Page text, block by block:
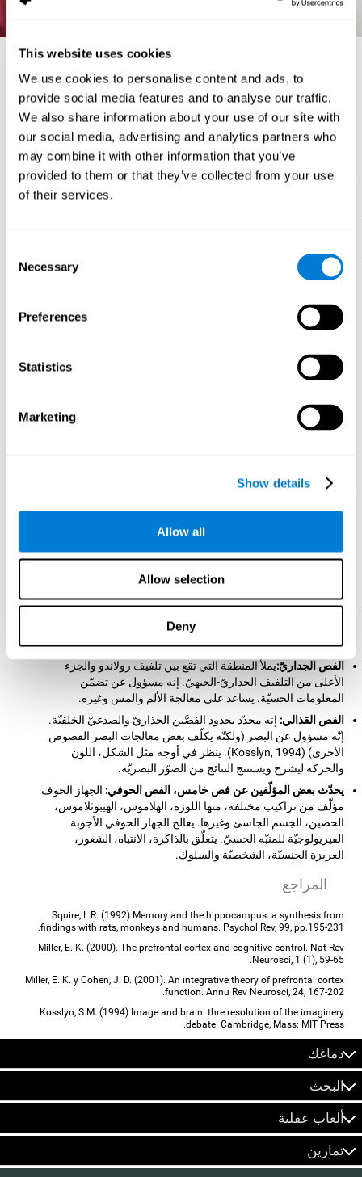
This website uses cookies
We use cookies to personalise content and ads, to
provide social media features and to analyse our traffic.
We also share information about your use of our site with
our social media, advertising and analytics partners who
may combine it with other information that you’ve
provided to them or that they’ve collected from your use
of their services.
Selection
Necessary
Preferences
Statistics
Marketing
Show details
Allow all
Allow selection
Deny
وبدوره، هناك في الدماغ مناطق مختلفة. إنّ أجزاء الدماغ المختلفة ووظائفها
الأساسية هي:
العقد القاعديّة:إنها تراكيب عصبيّة تحت القشرة وعمله ابتداء وتضمّن الحركة.
تتلقّى المعلومات من القشرة الدماغيّة والجذع الدماغي، تعالجها وتنقلها إلى القشرة،
النخاع والجذع لتسمح تنسيق الحركة. إنها مؤلّفة من تراكيب مختلفة:
النواة الذنبية، نواة بشكل C متضمّنة في مراقبة الحركة الإراديّة وفي
اللوزة الدماغيّة، دورها أساسيّ في الشعور، لا سيما الخوف. تساعد
اللوزة الدماغيّة على تحزين وتصنيف الذكريات المليئة بالشعور.
لتكوين الذاكرة (Kosslyn, 1994)، إمّا لتصنيف المعلومات أو في الذاكرة طويلة
المدى.
تسمّى التلافيف التي تميّز الدماغ. إن التلافيف محدّدة بانخفضات أو الأتلام الدماغيّة،
وإذا كانت هذه الأتلام عميقة، سمّيت شقوق. تنقسم القشرة الدماغيّة إلى نصفين،
اليمين واليسار، وهما مقسومان بالشقّ المركزيّ ومتّصلان بتركيت اسمه الجسم
المراقة معكوسة: يراقب النصف اليسير الجانب اليمين، ويراقب النصف النمين
الجانب اليسير. يسمّى هذا الظاهرة مركزة الدماغ الحركيّة.
الفص الجبهي:هو الفص الأكبر من القشرة. يقع في الجزء الأماميّ،
خلف الجبهة، ويتّسع من الجزء الأماميّ إلى تلفييف رولاندو. إنّه
مركزة القيادة والمراقبة لدماغك، "مدير الجوفة الكبير". يتعلّق
متضمّن في التخطيط، الاستدلال وحلّ المشاكل، العقل، مراقبة
الإندفاع، تنظيم الشعور، مثل التقمّص العاطفيّ والكرامة، وتنظيم
الفص الصدغي:إنه منفصل عن الفص الجبهي والجداريّ بتلفيف
سلبيو وحدود الفص الغربيّ. يتدخّل في المعالجة السمعيّة واللغة.
يتضمّن في أعمال الذاكرة وتنظيم الشعور.
الفص الجداريّ:يملأ المنطقة التي تقع بين تلفيف رولاندو والجزء
الأعلى من التلفيف الجداريّ-الجبهيّ. إنه مسؤول عن تضمّن
المعلومات الحسيّة. يساعد على معالجة الألم والمس وغيره.
الفص القذالي: إنه محدّد بحدود الفصَّين الجذاريّ والصدغيّ الخلفيّة.
إنّه مسؤول عن البصر (ولكنّه يكلّف بعض معالجات البصر الفصوص
الأخرى) (Kosslyn, 1994). ينظر في أوجه مثل الشكل، اللون
والحركة ليشرح ويستنتج النتائج من الصوّر البصريّة.
يحدّث بعض المؤلّفين عن فص خامس، الفص الحوفي: الجهاز الحوف
مؤلّف من تراكيب مختلفة، منها اللوزة، الهلاموس، الهيبوثلاموس،
الحصين، الجسم الجاسئ وغيرها. يعالج الجهاز الحوفي الأجوبة
الفيزيولوجيّة للمنبّه الحسيّ. يتعلّق بالذاكرة، الانتباه، الشعور،
الغريزة الجنسيّة، الشخصيّة والسلوك.
المراجع
Squire, L.R. (1992) Memory and the hippocampus: a synthesis from
findings with rats, monkeys and humans. Psychol Rev, 99, pp.195-231.
Miller, E. K. (2000). The prefrontal cortex and cognitive control. Nat Rev
Neurosci, 1 (1), 59-65.
Miller, E. K. y Cohen, J. D. (2001). An integrative theory of prefrontal cortex
function. Annu Rev Neurosci, 24, 167-202.
Kosslyn, S.M. (1994) Image and brain: thre resolution of the imaginery
debate. Cambridge, Mass; MIT Press.
دماغك
البحث
ألعاب عقلية
تمارين